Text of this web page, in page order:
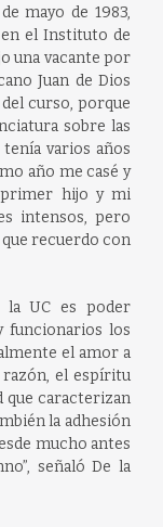
mayo de 1983,
el Instituto de
una vacante por
Juan de Dios
curso, porque
sobre las
varios años
año me casé y
primer hijo y mi
intensos, pero
recuerdo con
la UC es poder
funcionarios los
el amor a
razón, el espíritu
que caracterizan
la adhesión
mucho antes
señaló De la